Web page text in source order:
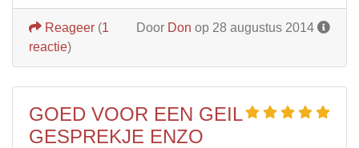
Door Don op 28 augustus 2014
Reageer (1
reactie)
GOED VOOR EEN GEIL
GESPREKJE ENZO